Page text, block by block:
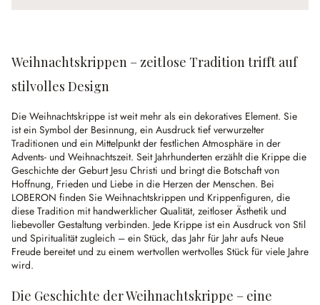
Weihnachtskrippen – zeitlose Tradition trifft auf
stilvolles Design
Die Weihnachtskrippe ist weit mehr als ein dekoratives Element. Sie
ist ein Symbol der Besinnung, ein Ausdruck tief verwurzelter
Traditionen und ein Mittelpunkt der festlichen Atmosphäre in der
Advents- und Weihnachtszeit. Seit Jahrhunderten erzählt die Krippe die
Geschichte der Geburt Jesu Christi und bringt die Botschaft von
Hoffnung, Frieden und Liebe in die Herzen der Menschen. Bei
LOBERON finden Sie Weihnachtskrippen und Krippenfiguren, die
diese Tradition mit handwerklicher Qualität, zeitloser Ästhetik und
liebevoller Gestaltung verbinden. Jede Krippe ist ein Ausdruck von Stil
und Spiritualität zugleich – ein Stück, das Jahr für Jahr aufs Neue
Freude bereitet und zu einem wertvollen wertvolles Stück für viele Jahre
wird.
Die Geschichte der Weihnachtskrippe – eine